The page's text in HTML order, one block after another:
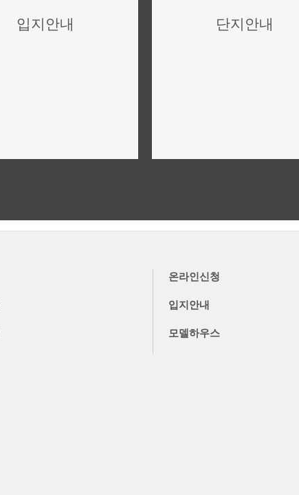
입지안내 단지안내
온라인신청
입지안내
모델하우스